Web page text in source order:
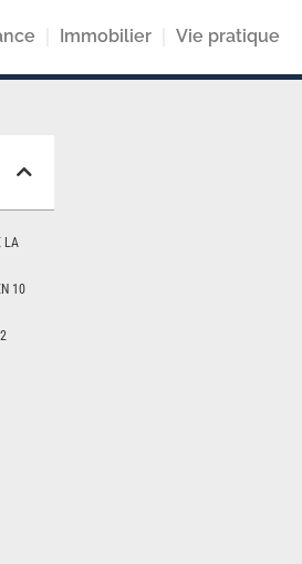
Immobilier Vie pratique
LA
10